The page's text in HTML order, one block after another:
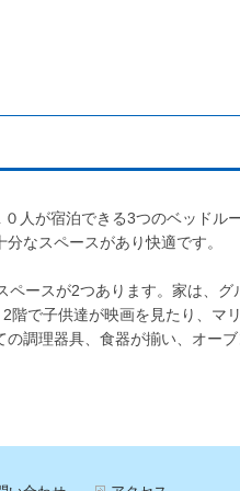
人が宿泊できる3つのベッドル
なスペースがあり快適です。
ペースが2つあります。家は、グ
階で子供達が映画を見たり、マリ
調理器具、食器が揃い、オーブ